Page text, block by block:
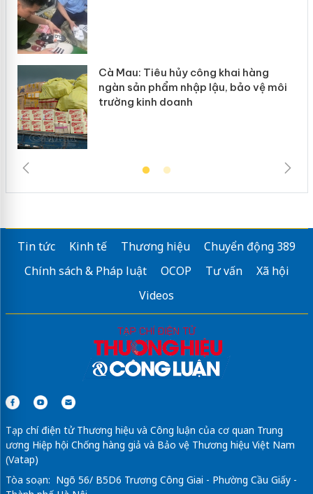
Cà Mau: Tiêu hủy công khai hàng
ngàn sản phẩm nhập lậu, bảo vệ môi
trường kinh doanh
Tin tức Kinh tế Thương hiệu
Chuyển động 389
Chính sách & Pháp luật
OCOP Tư vấn
Xã hội
Videos
Tạp chí điện tử Thương hiệu và Công luận của cơ quan Trung
ương Hiệp hội Chống hàng giả và Bảo vệ Thương hiệu Việt Nam
(Vatap)
Tòa soạn: Ngõ 56/ B5D6 Trương Công Giai - Phường Cầu Giấy -